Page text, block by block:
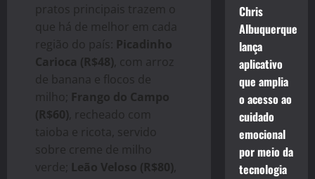
pratos principais trazem o
que há de melhor em cada
região do país: Picadinho
Carioca (R$48) , com arroz
de banana e flocos de
milho; Frango do Campo
(R$60) , recheado com
taioba e ricota, servido
sobre creme de milho
verde; Leão Veloso (R$80)
Chris
Albuquerque
lança
aplicativo
que amplia
o acesso ao
cuidado
emocional
por meio da
tecnologia